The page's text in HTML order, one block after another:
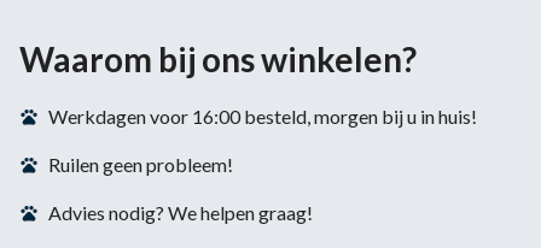
Waarom bij ons winkelen?
Werkdagen voor 16:00 besteld, morgen bij u in huis!
Ruilen geen probleem!
Advies nodig? We helpen graag!